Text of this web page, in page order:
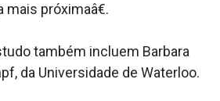
próximaâ€.
também incluem Barbara
da Universidade de Waterloo.